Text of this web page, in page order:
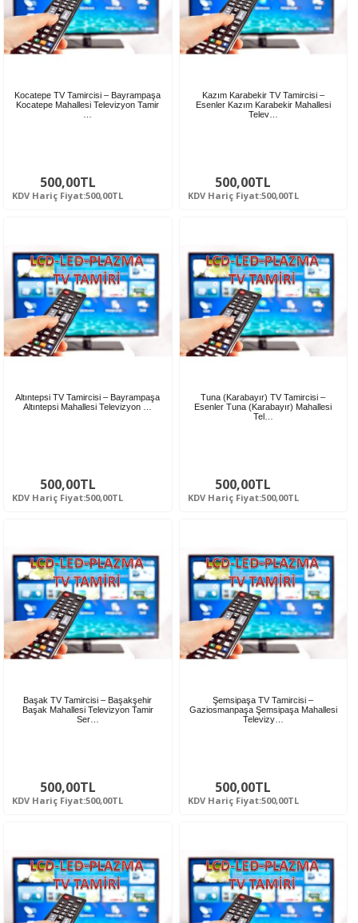
Kocatepe TV Tamircisi – Bayrampaşa
Kocatepe Mahallesi Televizyon Tamir
500,00TL
KDV Hariç Fiyat:500,00TL
Kazım Karabekir TV Tamircisi –
Esenler Kazım Karabekir Mahallesi
Telev…
500,00TL
KDV Hariç Fiyat:500,00TL
Altıntepsi TV Tamircisi – Bayrampaşa
Altıntepsi Mahallesi Televizyon …
500,00TL
KDV Hariç Fiyat:500,00TL
Tuna (Karabayır) TV Tamircisi –
Esenler Tuna (Karabayır) Mahallesi
Tel…
500,00TL
KDV Hariç Fiyat:500,00TL
Başak TV Tamircisi – Başakşehir
Başak Mahallesi Televizyon Tamir
Ser…
500,00TL
KDV Hariç Fiyat:500,00TL
Şemsipaşa TV Tamircisi –
Gaziosmanpaşa Şemsipaşa Mahallesi
Televizy…
500,00TL
KDV Hariç Fiyat:500,00TL